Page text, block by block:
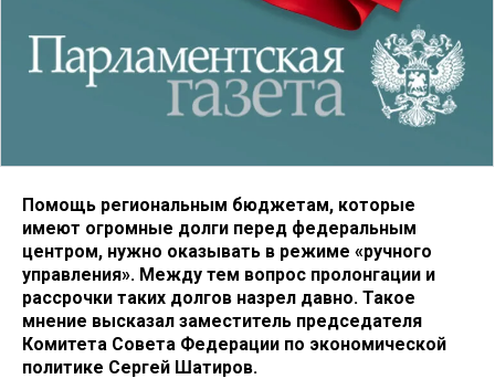
Помощь региональным бюджетам, которые
имеют огромные долги перед федеральным
центром, нужно оказывать в режиме «ручного
управления». Между тем вопрос пролонгации и
рассрочки таких долгов назрел давно. Такое
мнение высказал заместитель председателя
Комитета Совета Федерации по экономической
политике Сергей Шатиров.